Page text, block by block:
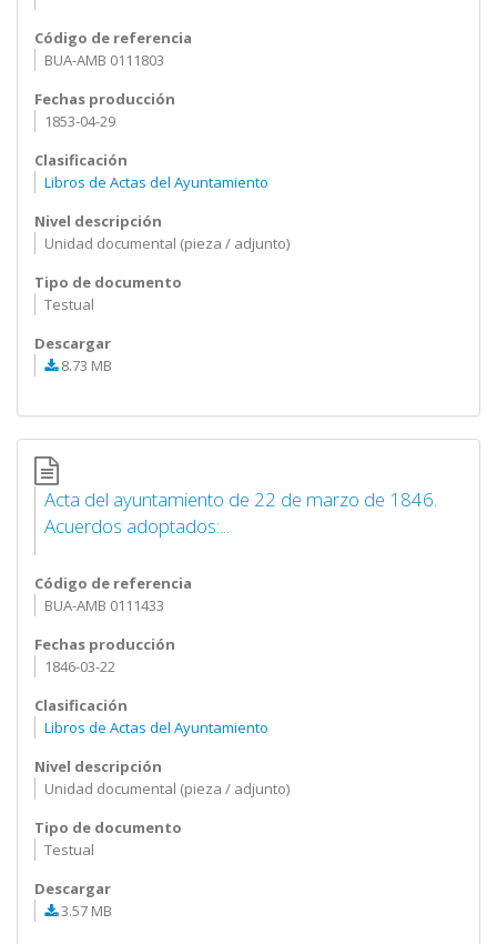
Código de referencia
BUA-AMB 0111803
Fechas producción
1853-04-29
Clasificación
Libros de Actas del Ayuntamiento
Nivel descripción
Unidad documental (pieza / adjunto)
Tipo de documento
Testual
Descargar
8.73 MB
Acta del ayuntamiento de 22 de marzo de 1846.
Acuerdos adoptados:...
Código de referencia
BUA-AMB 0111433
Fechas producción
1846-03-22
Clasificación
Libros de Actas del Ayuntamiento
Nivel descripción
Unidad documental (pieza / adjunto)
Tipo de documento
Testual
Descargar
3.57 MB